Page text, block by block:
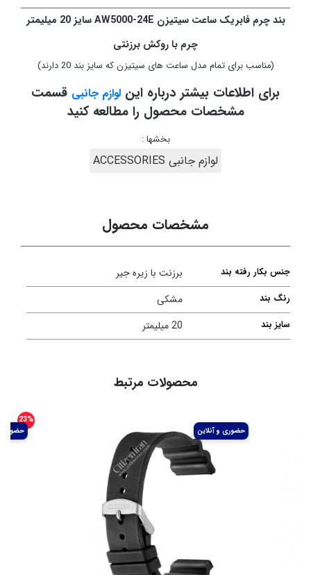
بند چرم فابریک ساعت سیتیزن AW5000-24E سایز 20 میلیمتر
چرم با روکش برزنتی
(مناسب برای تمام مدل ساعت های سیتیزن که سایز بند 20 دارند)
برای اطلاعات بیشتر درباره این لوازم جانبی قسمت
مشخصات محصول را مطالعه کنید
بخشها :
لوازم جانبی ACCESSORIES
مشخصات محصول
جنس بکار رفته بند برزنت با زیره جیر
رنگ بند مشکی
سایز بند 20 میلیمتر
محصولات مرتبط
23%